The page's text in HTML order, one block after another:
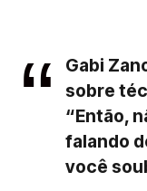
Gabi
sobre
“Então,
falando
você